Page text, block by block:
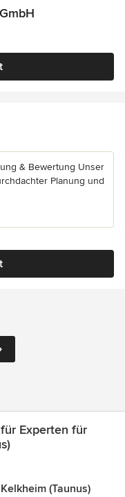
& Bewertung Unser
Planung und
Experten für
(Taunus)